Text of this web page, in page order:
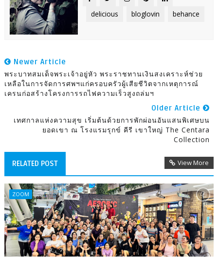
delicious bloglovin behance
Newer Article
พระบาทสมเด็จพระเจ้าอยู่หัว พระราชทานเงินสงเคราะห์ช่วย
เหลือในการจัดการศพฯแก่ครอบครัวผู้เสียชีวิตจากเหตุการณ์
เครนก่อสร้างโครงการรถไฟความเร็วสูงถล่มฯ
Older Article
เทศกาลแห่งความสุข เริ่มต้นด้วยการพักผ่อนอันแสนพิเศษบน
ยอดเขา ณ โรงแรมรุกข์ คีรี เขาใหญ่ The Centara
Collection
RELATED POST View More
ZOOM